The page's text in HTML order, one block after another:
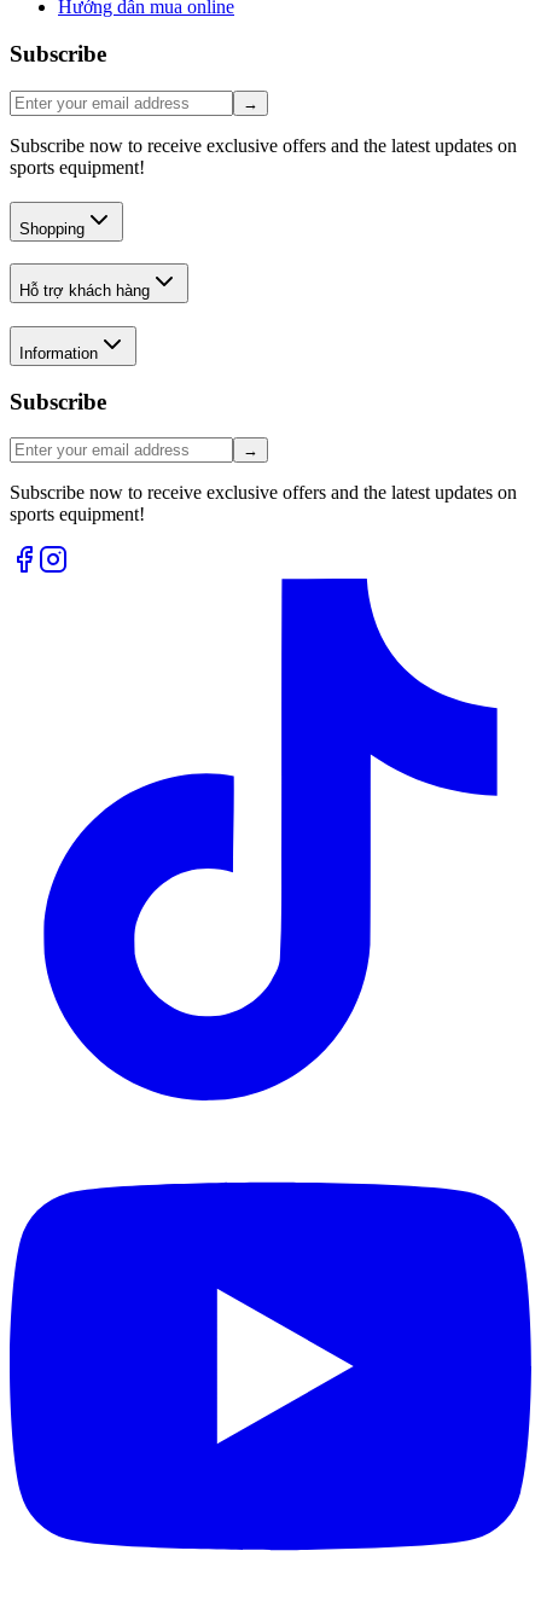
Hướng dẫn mua online
Subscribe
→
Subscribe now to receive exclusive offers and the latest updates on
sports equipment!
Shopping
Hỗ trợ khách hàng
Information
Subscribe
→
Subscribe now to receive exclusive offers and the latest updates on
sports equipment!